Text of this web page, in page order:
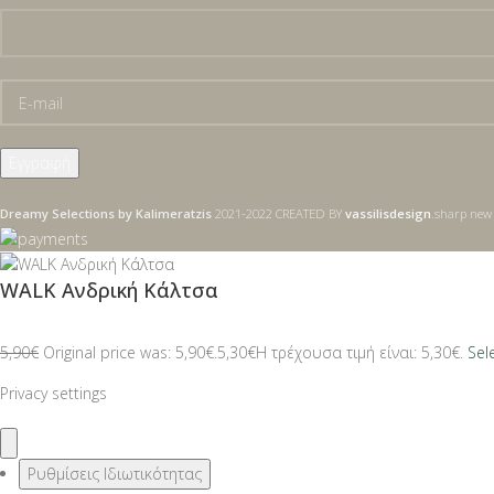
Dreamy Selections by Kalimeratzis 2021-2022 CREATED BY vassilisdesign.sharp new
WALK Ανδρική Κάλτσα
5,90€ Original price was: 5,90€. 5,30€Η τρέχουσα τιμή είναι: 5,30€.
Privacy settings
Ρυθμίσεις Ιδιωτικότητας